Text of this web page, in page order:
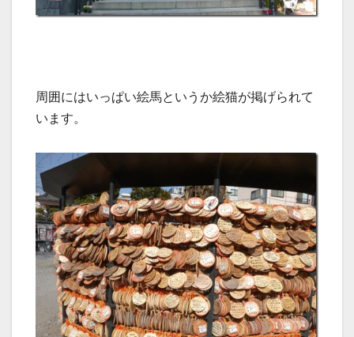
周囲にはいっぱい絵馬というか絵猫が掲げられて
います。